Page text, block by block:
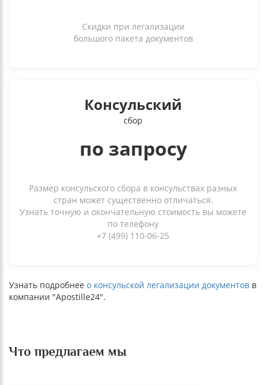
Скидки при легализации
большого пакета документов
Консульский
сбор
по запросу
Размер консульского сбора в консульствах разных
стран может существенно отличаться.
Узнать точную и окончательную стоимость вы можете
по телефону
+7 (499) 110-06-25
Узнать подробнее о консульской легализации документов в
компании "Apostille24".
Что предлагаем мы